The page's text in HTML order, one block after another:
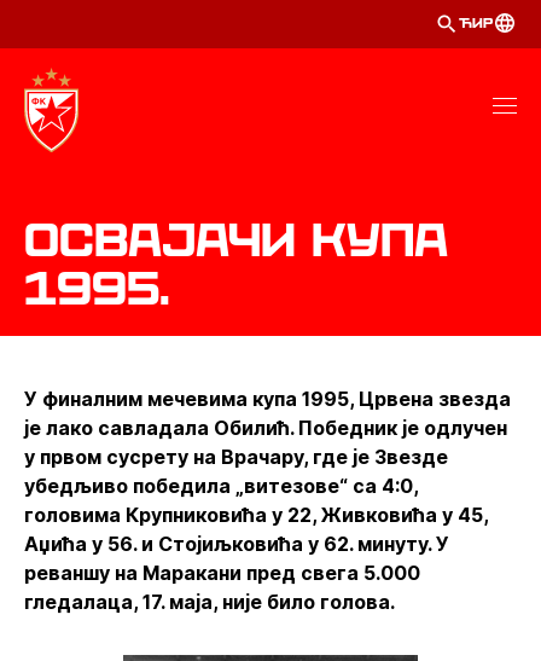
ЋИР
Освајачи Купа
1995.
У финалним мечевима купа 1995, Црвена звезда
је лако савладала Обилић. Победник је одлучен
у првом сусрету на Врачару, где је Звезде
убедљиво победила „витезове“ са 4:0,
головима Крупниковића у 22, Живковића у 45,
Аџића у 56. и Стојиљковића у 62. минуту. У
реваншу на Маракани пред свега 5.000
гледалаца, 17. маја, није било голова.